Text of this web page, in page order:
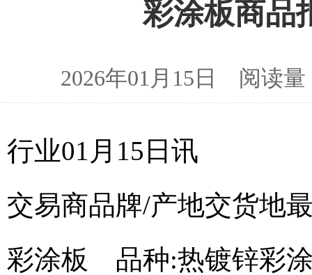
彩涂板商品
2026年01月15日 阅读
行业01月15日讯
交易商品牌/产地交货地
彩涂板 品种:热镀锌彩